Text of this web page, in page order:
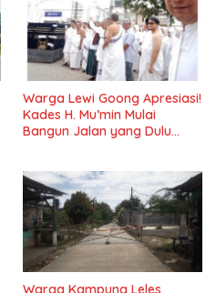
Warga Lewi Goong Apresiasi!
Kades H. Mu’min Mulai
Bangun Jalan yang Dulu
Warga Kampung Leles